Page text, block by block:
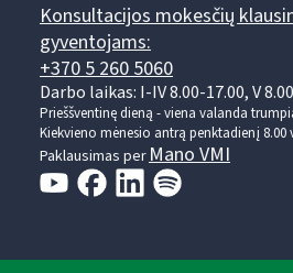
Konsultacijos mokesčių
gyventojams:
+370 5 260 5060
Darbo laikas: I-IV 8.00-17.00, V
Prieššventinę dieną - viena valanda
Kiekvieno mėnesio antrą penktadienį 8.00
Paklausimas per Mano VMI